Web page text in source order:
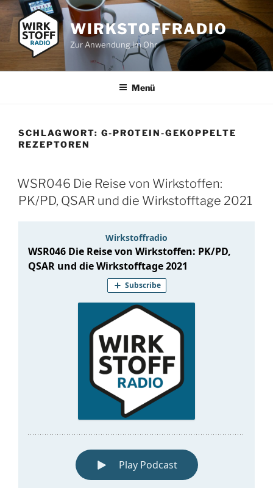
Zum
Inhalt
springen
WIRKSTOFFRADIO
Zur Anwendung im Ohr
Menü
SCHLAGWORT: G-PROTEIN-GEKOPPELTE
REZEPTOREN
WSR046 Die Reise von Wirkstoffen:
PK/PD, QSAR und die Wirkstofftage 2021